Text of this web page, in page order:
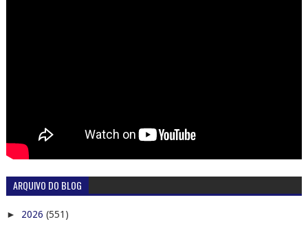
ARQUIVO DO BLOG
► 2026 (551)